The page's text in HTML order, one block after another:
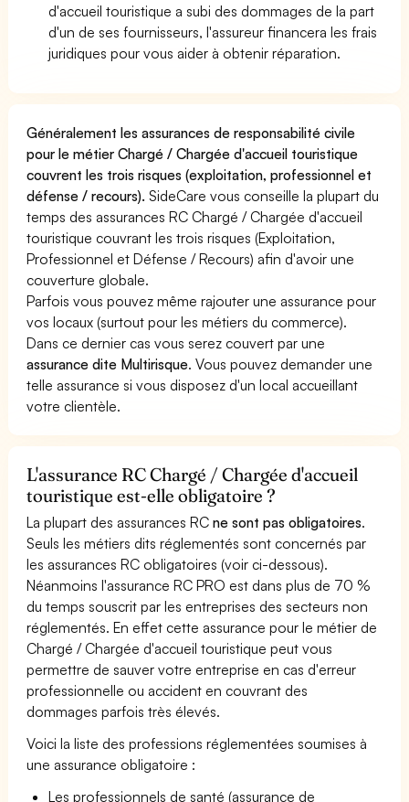
d'accueil touristique a subi des dommages de la part
d'un de ses fournisseurs, l'assureur financera les frais
juridiques pour vous aider à obtenir réparation.
Généralement les assurances de responsabilité civile
pour le métier Chargé / Chargée d'accueil touristique
couvrent les trois risques (exploitation, professionnel et
défense / recours). SideCare vous conseille la plupart du
temps des assurances RC Chargé / Chargée d'accueil
touristique couvrant les trois risques (Exploitation,
Professionnel et Défense / Recours) afin d'avoir une
couverture globale.
Parfois vous pouvez même rajouter une assurance pour
vos locaux (surtout pour les métiers du commerce).
Dans ce dernier cas vous serez couvert par une
assurance dite Multirisque. Vous pouvez demander une
telle assurance si vous disposez d'un local accueillant
votre clientèle.
L'assurance RC Chargé / Chargée d'accueil
touristique est-elle obligatoire ?
La plupart des assurances RCne sont pas obligatoires.
Seuls les métiers dits réglementés sont concernés par
les assurances RC obligatoires (voir ci-dessous).
Néanmoins l'assurance RC PRO est dans plus de 70 %
du temps souscrit par les entreprises des secteurs non
réglementés. En effet cette assurance pour le métier de
Chargé / Chargée d'accueil touristique peut vous
permettre de sauver votre entreprise en cas d'erreur
professionnelle ou accident en couvrant des
dommages parfois très élevés.
Voici la liste des professions réglementées soumises à
une assurance obligatoire :
Les professionnels de santé (assurance de